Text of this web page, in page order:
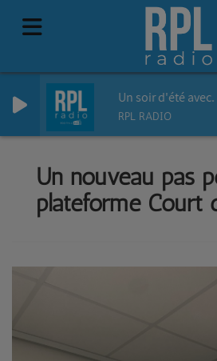
Un soir d'été
RPL RADIO
Un nouveau pas
plateforme Court